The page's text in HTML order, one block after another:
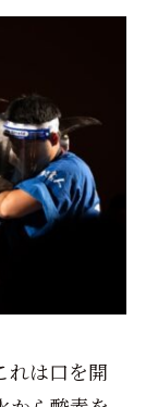
れは口を開